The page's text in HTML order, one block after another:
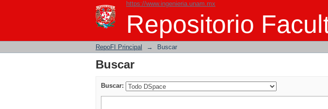
https://www.ingenieria.unam.mx
Repositorio
Buscar
RepoFI Principal → Buscar
Buscar
Buscar: